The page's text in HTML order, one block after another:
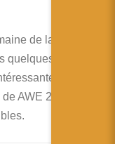
de la RA, on
quelques
AWE 2018